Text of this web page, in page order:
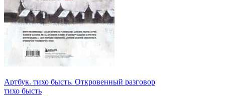
Артбук. тихо бысть. Откровенный разговор
тихо бысть